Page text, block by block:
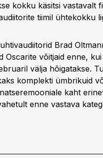
kokku käsitsi vastavalt
tiimil ühtekokku
Brad
Oscarite võitjaid enne,
välja hõigatakse.
komplekti ümbrikuid
kaht
enne vastava